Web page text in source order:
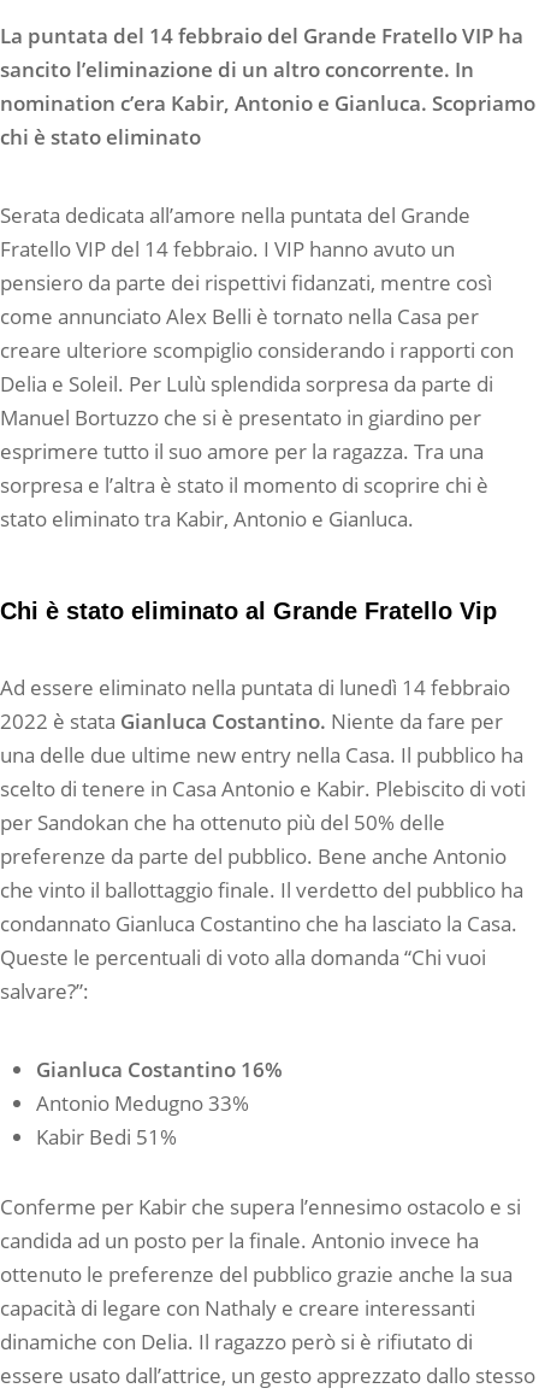
La puntata del 14 febbraio del Grande Fratello VIP ha
sancito l’eliminazione di un altro concorrente. In
nomination c’era Kabir, Antonio e Gianluca. Scopriamo
chi è stato eliminato
Serata dedicata all’amore nella puntata del Grande
Fratello VIP del 14 febbraio. I VIP hanno avuto un
pensiero da parte dei rispettivi fidanzati, mentre così
come annunciato Alex Belli è tornato nella Casa per
creare ulteriore scompiglio considerando i rapporti con
Delia e Soleil. Per Lulù splendida sorpresa da parte di
Manuel Bortuzzo che si è presentato in giardino per
esprimere tutto il suo amore per la ragazza. Tra una
sorpresa e l’altra è stato il momento di scoprire chi è
stato eliminato tra Kabir, Antonio e Gianluca.
Chi è stato eliminato al Grande Fratello Vip
Ad essere eliminato nella puntata di lunedì 14 febbraio
2022 è stata Gianluca Costantino. Niente da fare per
una delle due ultime new entry nella Casa. Il pubblico ha
scelto di tenere in Casa Antonio e Kabir. Plebiscito di voti
per Sandokan che ha ottenuto più del 50% delle
preferenze da parte del pubblico. Bene anche Antonio
che vinto il ballottaggio finale. Il verdetto del pubblico ha
condannato Gianluca Costantino che ha lasciato la Casa.
Queste le percentuali di voto alla domanda “Chi vuoi
salvare?”:
Gianluca Costantino 16%
Antonio Medugno 33%
Kabir Bedi 51%
Conferme per Kabir che supera l’ennesimo ostacolo e si
candida ad un posto per la finale. Antonio invece ha
ottenuto le preferenze del pubblico grazie anche la sua
capacità di legare con Nathaly e creare interessanti
dinamiche con Delia. Il ragazzo però si è rifiutato di
essere usato dall’attrice, un gesto apprezzato dallo stesso